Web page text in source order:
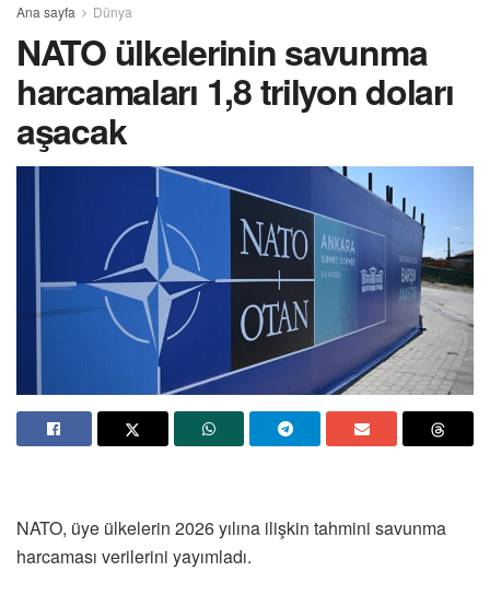
Ana sayfa Dünya
NATO ülkelerinin savunma
harcamaları 1,8 trilyon doları
aşacak
NATO, üye ülkelerin 2026 yılına ilişkin tahmini savunma
harcaması verilerini yayımladı.